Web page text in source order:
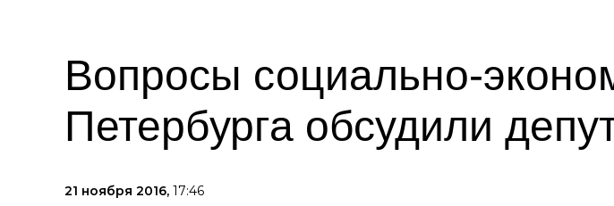
Вопросы социально-
Петербурга обсудили
21 ноября 2016, 17:46